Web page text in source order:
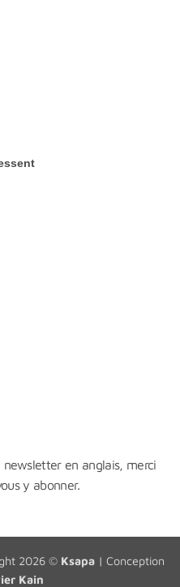
en anglais, merci
y abonner.
2026 © Ksapa| Conception
Kain